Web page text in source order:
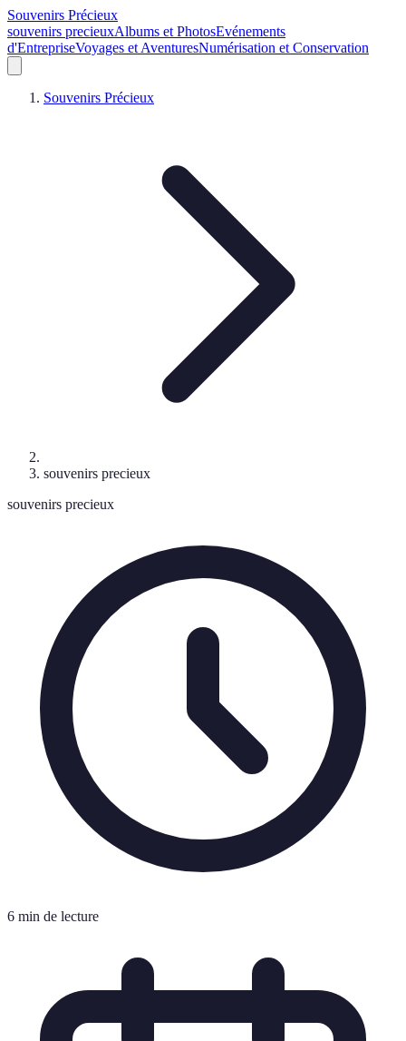
Souvenirs Précieux
souvenirs precieuxAlbums et PhotosEvénements
d'EntrepriseVoyages et AventuresNumérisation et Conservation
Souvenirs Précieux
souvenirs precieux
souvenirs precieux
6 min de lecture